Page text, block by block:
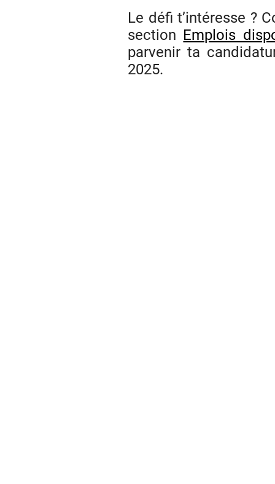
Le défi t’intéresse ?
section Emplois
parvenir ta
2025.